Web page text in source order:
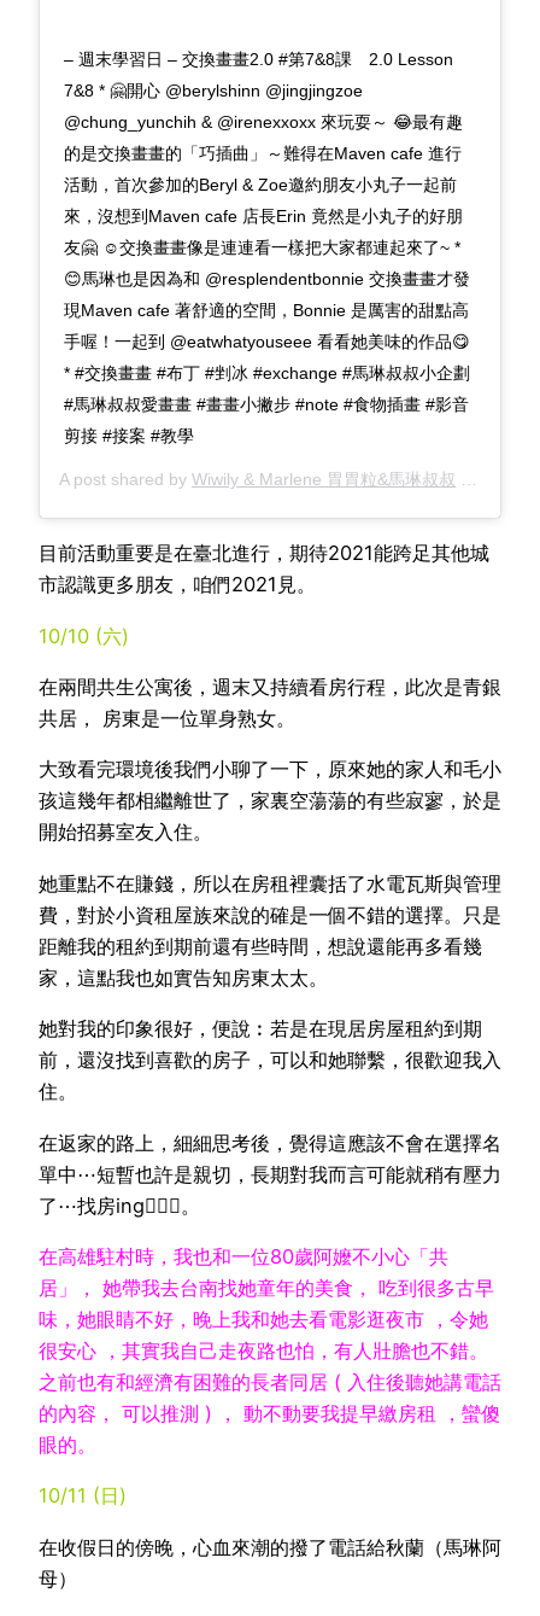
– 週末學習日 – 交換畫畫2.0 #第7&8課 2.0 Lesson
7&8 * 🤗開心 @berylshinn @jingjingzoe
@chung_yunchih & @irenexxoxx 來玩耍～ 😂最有趣
的是交換畫畫的「巧插曲」～難得在Maven cafe 進行
活動，首次參加的Beryl & Zoe邀約朋友小丸子一起前
來，沒想到Maven cafe 店長Erin 竟然是小丸子的好朋
友🤗 ☺️交換畫畫像是連連看一樣把大家都連起來了~ *
😊馬琳也是因為和 @resplendentbonnie 交換畫畫才發
現Maven cafe 著舒適的空間，Bonnie 是厲害的甜點高
手喔！一起到 @eatwhatyouseee 看看她美味的作品😋
* #交換畫畫 #布丁 #剉冰 #exchange #馬琳叔叔小企劃
#馬琳叔叔愛畫畫 #畫畫小撇步 #note #食物插畫 #影音
剪接 #接案 #教學
A post shared by Wiwily & Marlene 胃胃粒&馬琳叔叔
目前活動重要是在臺北進行，期待2021能跨足其他城
市認識更多朋友，咱們2021見。
10/10 (六)
在兩間共生公寓後，週末又持續看房行程，此次是青銀
共居， 房東是一位單身熟女。
大致看完環境後我們小聊了一下，原來她的家人和毛小
孩這幾年都相繼離世了，家裏空蕩蕩的有些寂寥，於是
開始招募室友入住。
她重點不在賺錢，所以在房租裡囊括了水電瓦斯與管理
費，對於小資租屋族來說的確是一個不錯的選擇。只是
距離我的租約到期前還有些時間，想說還能再多看幾
家，這點我也如實告知房東太太。
她對我的印象很好，便說︰若是在現居房屋租約到期
前，還沒找到喜歡的房子，可以和她聯繫，很歡迎我入
住。
在返家的路上，細細思考後，覺得這應該不會在選擇名
單中⋯短暫也許是親切，長期對我而言可能就稍有壓力
了⋯找房ing🏃🏻‍♀️。
在高雄駐村時，我也和一位80歲阿嬤不小心 「共
居」
， 她帶我去台南找她童年的美食， 吃到很多古早
味，她眼睛不好，晚上我和她去看電影逛夜市 ，令她
很安心 ，其實我自己走夜路也怕，有人壯膽也不錯。
之前也有和經濟有困難的長者同居 ( 入住後聽她講電話
的內容， 可以推測 ) ， 動不動要我提早繳房租 ，蠻傻
眼的。
10/11 (日)
在收假日的傍晚，心血來潮的撥了電話給秋蘭（馬琳阿
母）